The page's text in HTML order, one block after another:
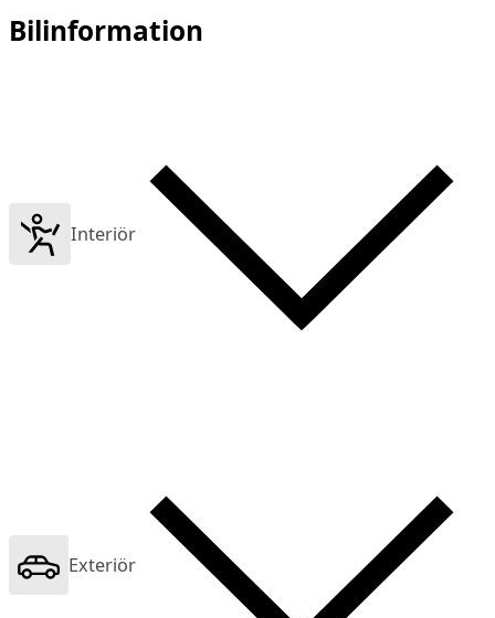
Bilinformation
Interiör
Exteriör